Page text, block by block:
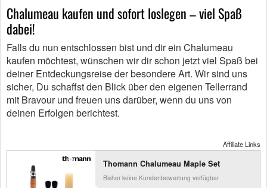
Chalumeau kaufen und sofort loslegen – viel Spaß
dabei!
Falls du nun entschlossen bist und dir ein Chalumeau
kaufen möchtest, wünschen wir dir schon jetzt viel Spaß bei
deiner Entdeckungsreise der besondere Art. Wir sind uns
sicher, Du schaffst den Blick über den eigenen Tellerrand
mit Bravour und freuen uns darüber, wenn du uns von
deinen Erfolgen berichtest.
Affiliate Links
Thomann Chalumeau Maple Set
Bisher keine Kundenbewertung verfügbar